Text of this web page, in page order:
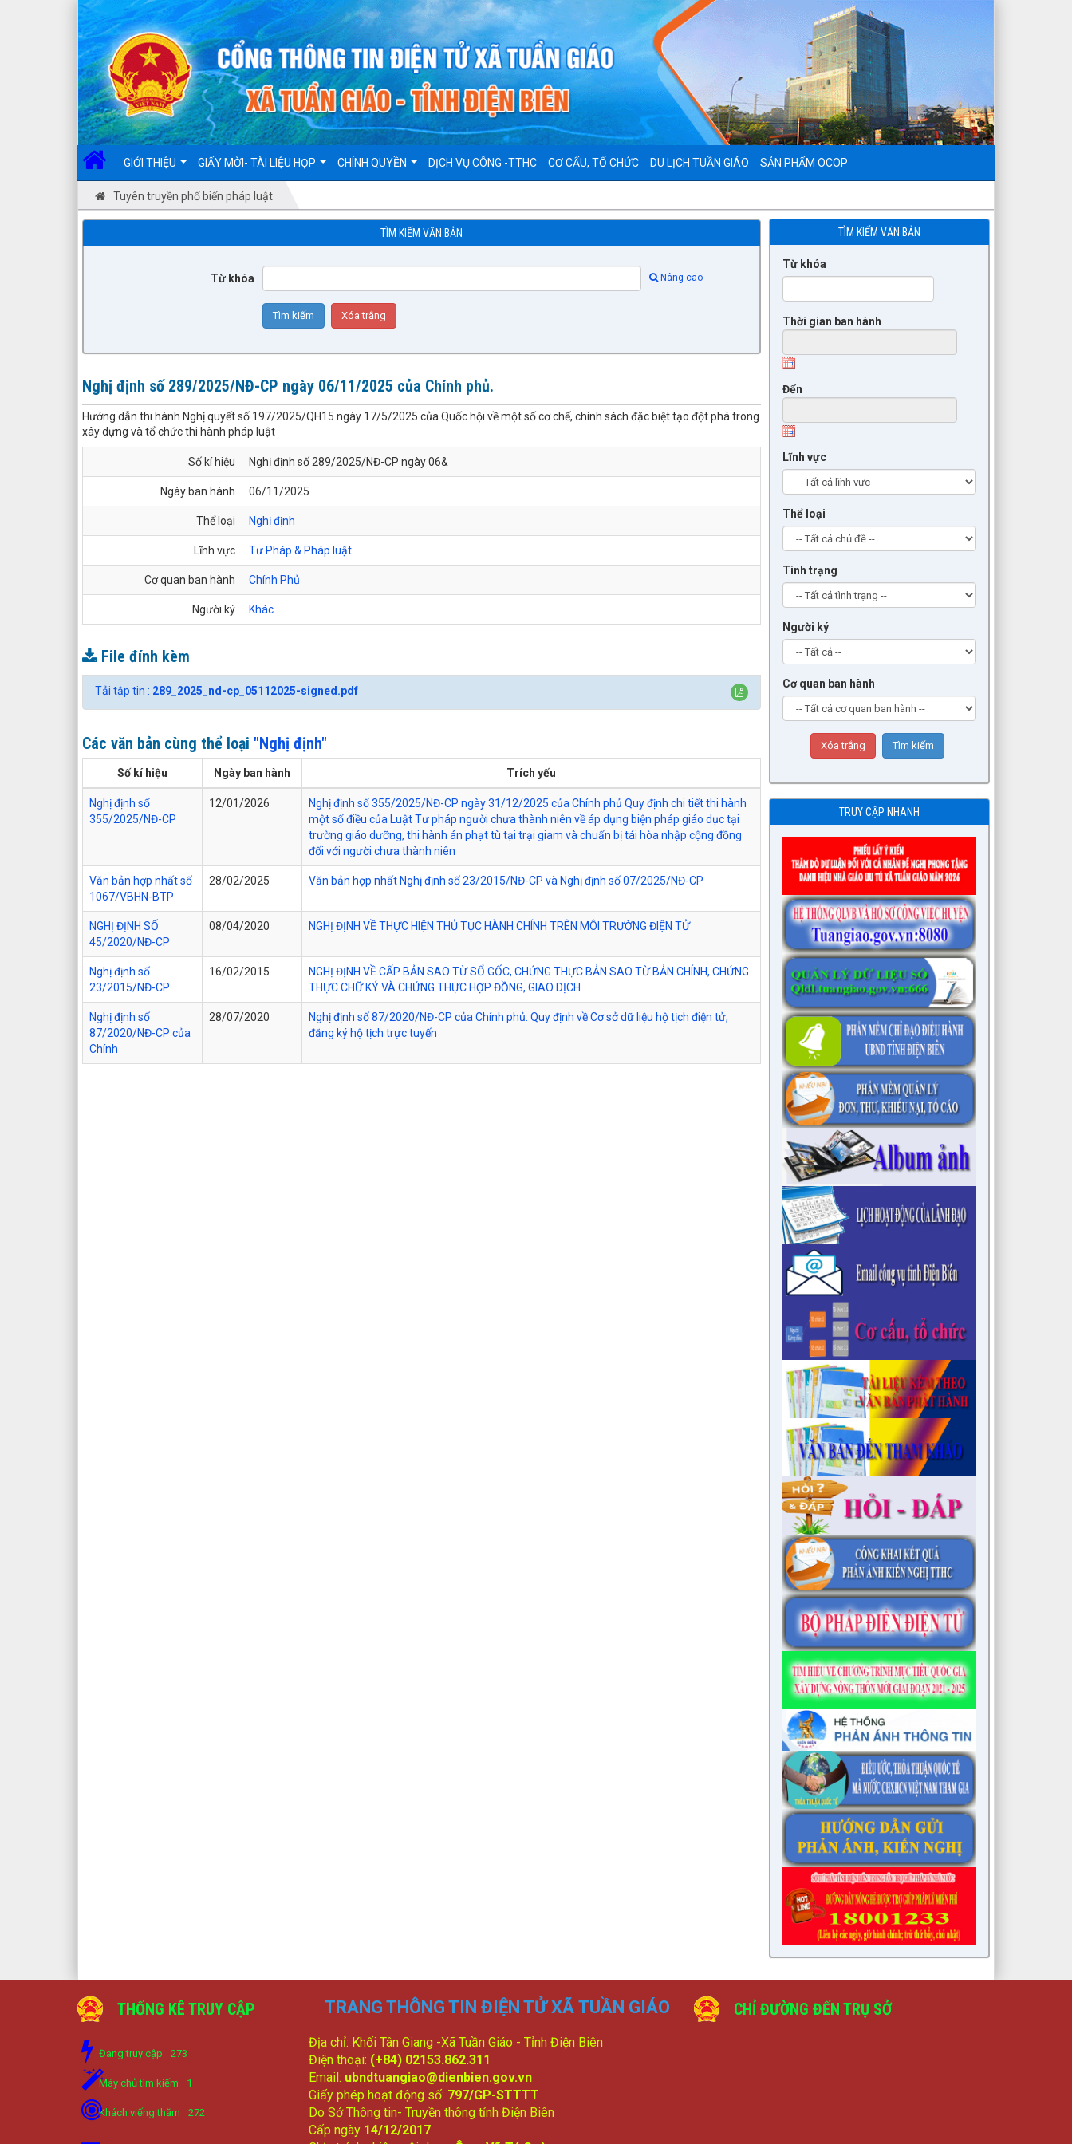
GIỚI THIỆU GIẤY MỜI- TÀI LIỆU HỌP CHÍNH QUYỀN DỊCH VỤ CÔNG -TTHC CƠ CẤU, TỔ CHỨC DU LỊCH TUẦN GIÁO SẢN PHẨM OCOP
Tuyên truyền phổ biến pháp luật
TÌM KIẾM VĂN BẢN
Từ khóa Nâng cao
Nghị định số 289/2025/NĐ-CP ngày 06/11/2025 của Chính phủ.
Hướng dẫn thi hành Nghị quyết số 197/2025/QH15 ngày 17/5/2025 của Quốc hội về một số cơ chế, chính sách đặc biệt tạo đột phá trong
xây dựng và tổ chức thi hành pháp luật
Số kí hiệu Nghị định số 289/2025/NĐ-CP ngày 06&
Ngày ban hành 06/11/2025
Thể loại Nghị định
Lĩnh vực Tư Pháp & Pháp luật
Cơ quan ban hành Chính Phủ
Người ký Khác
File đính kèm
Tải tập tin : 289_2025_nd-cp_05112025-signed.pdf
Các văn bản cùng thể loại "Nghị định"
Số kí hiệu Ngày ban hành Trích yếu
Nghị định số
355/2025/NĐ-CP
12/01/2026
Nghị định số 355/2025/NĐ-CP ngày 31/12/2025 của Chính phủ Quy định chi tiết thi hành
một số điều của Luật Tư pháp người chưa thành niên về áp dụng biện pháp giáo dục tại
trường giáo dưỡng, thi hành án phạt tù tại trại giam và chuẩn bị tái hòa nhập cộng đồng
đối với người chưa thành niên
Văn bản hợp nhất số
1067/VBHN-BTP
28/02/2025 Văn bản hợp nhất Nghị định số 23/2015/NĐ-CP và Nghị định số 07/2025/NĐ-CP
NGHỊ ĐỊNH SỐ
45/2020/NĐ-CP
08/04/2020 NGHỊ ĐỊNH VỀ THỰC HIỆN THỦ TỤC HÀNH CHÍNH TRÊN MÔI TRƯỜNG ĐIỆN TỬ
Nghị định số
23/2015/NĐ-CP
16/02/2015
NGHỊ ĐỊNH VỀ CẤP BẢN SAO TỪ SỔ GỐC, CHỨNG THỰC BẢN SAO TỪ BẢN CHÍNH, CHỨNG
THỰC CHỮ KÝ VÀ CHỨNG THỰC HỢP ĐỒNG, GIAO DỊCH
Nghị định số
87/2020/NĐ-CP của
Chính
28/07/2020
Nghị định số 87/2020/NĐ-CP của Chính phủ: Quy định về Cơ sở dữ liệu hộ tịch điện tử,
đăng ký hộ tịch trực tuyến
TÌM KIẾM VĂN BẢN
Từ khóa
Thời gian ban hành
Đến
Lĩnh vực
Thể loại
Tình trạng
Người ký
Cơ quan ban hành
TRUY CẬP NHANH
THỐNG KÊ TRUY CẬP
Đang truy cập 273
Máy chủ tìm kiếm 1
Khách viếng thăm 272
TRANG THÔNG TIN ĐIỆN TỬ XÃ TUẦN GIÁO
Địa chỉ: Khối Tân Giang -Xã Tuần Giáo - Tỉnh Điện Biên
Điện thoại: (+84) 02153.862.311
Email: ubndtuangiao@dienbien.gov.vn
Giấy phép hoạt động số: 797/GP-STTTT
Do Sở Thông tin- Truyền thông tỉnh Điện Biên
Cấp ngày 14/12/2017
CHỈ ĐƯỜNG ĐẾN TRỤ SỞ
Đã kết nối EMC